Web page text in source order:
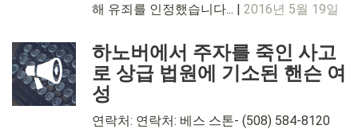
해 유죄를 인정했습니다... | 2016년 5월 19일
하노버에서 주자를 죽인 사고
로 상급 법원에 기소된 핸슨 여
성
연락처: 연락처: 베스 스톤- (508) 584-8120